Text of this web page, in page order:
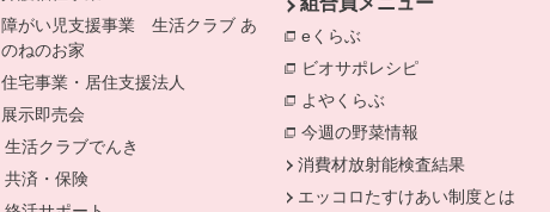
障がい児支援事業 生活クラブ あ
のねのお家
住宅事業・居住支援法人
展示即売会
生活クラブでんき
別のウィンドウで開きます。
共済・保険 別のウィンドウで開きます。
eくらぶ
ビオサポレシピ
よやくらぶ
今週の野菜情報
消費材放射能検査結果
エッコロたすけあい制度とは